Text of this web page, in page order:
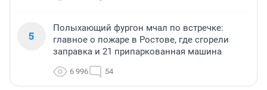
5
Полыхающий фургон мчал по встречке:
главное о пожаре в Ростове, где сгорели
заправка и 21 припаркованная машина
6 996 54